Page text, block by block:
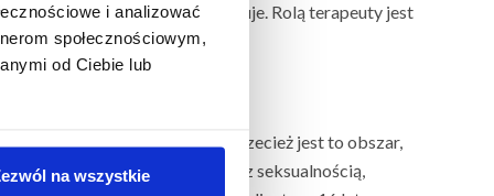
i analizować
społecznościowym,
od Ciebie lub
na wszystkie
który to potwierdza bądź neguje. Rolą terapeuty jest
perspektywę klienta.
chce pytać o ten obszar, a przecież jest to obszar,
niemającym nic wspólnego z seksualnością,